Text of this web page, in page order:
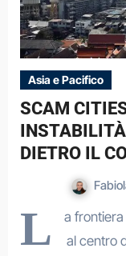
Asia e Pacifico
SCAM
DIETRO IL
L
a
al centro